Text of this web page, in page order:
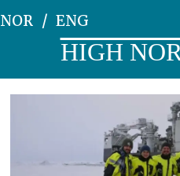
NOR ENG
HIGH